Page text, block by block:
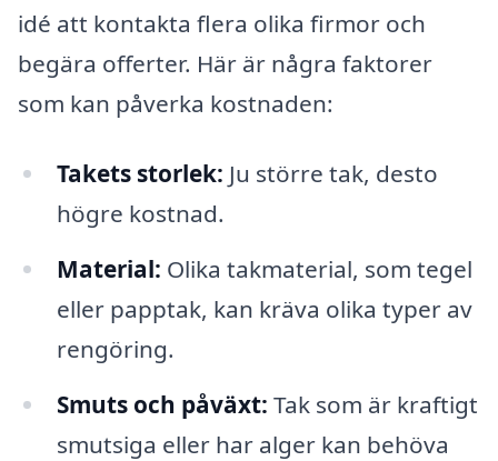
idé att kontakta flera olika firmor och
begära offerter. Här är några faktorer
som kan påverka kostnaden:
Takets storlek: Ju större tak, desto
högre kostnad.
Material: Olika takmaterial, som tegel
eller papptak, kan kräva olika typer av
rengöring.
Smuts och påväxt: Tak som är kraftigt
smutsiga eller har alger kan behöva